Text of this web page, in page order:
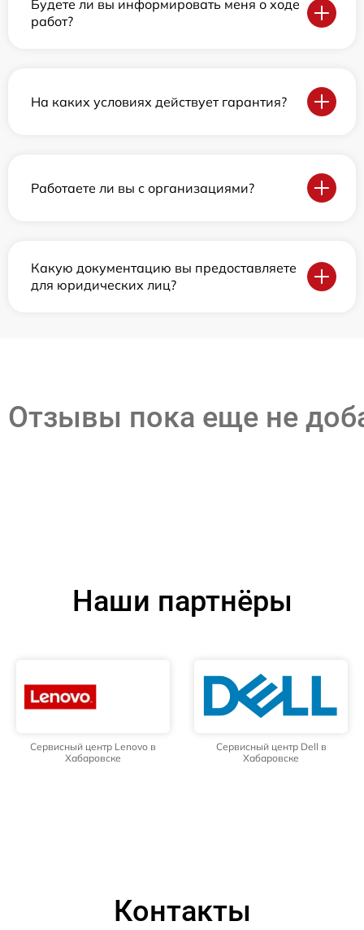
Будете ли вы информировать меня о ходе
работ?
На каких условиях действует гарантия?
Работаете ли вы с организациями?
Какую документацию вы предоставляете
для юридических лиц?
Отзывы пока еще не
Наши партнёры
Сервисный центр Lenovo в
Хабаровске
Сервисный центр Dell в
Хабаровске
Контакты